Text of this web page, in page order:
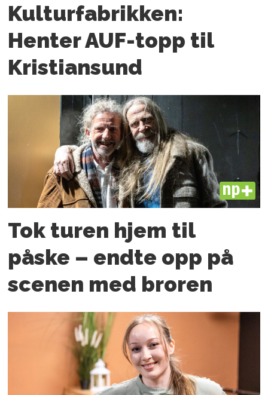
Kulturfabrikken:
Henter AUF-topp til
Kristiansund
PLUS
Tok turen hjem til
påske – endte opp på
scenen med broren